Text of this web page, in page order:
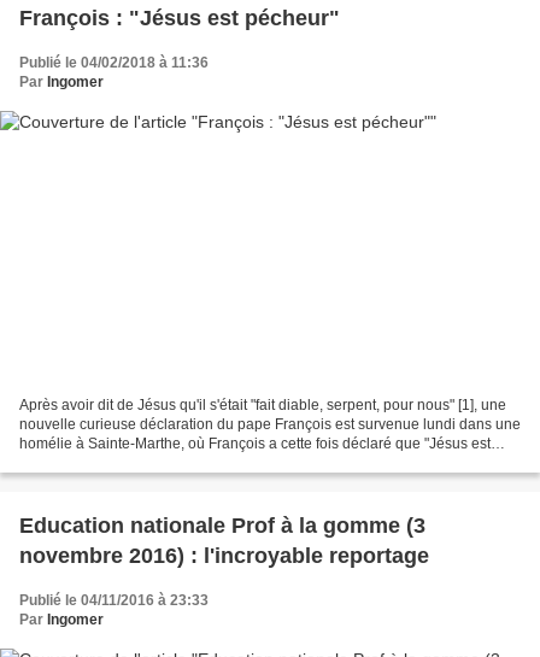
François : "Jésus est pécheur"
Publié le 04/02/2018 à 11:36
Par Ingomer
Après avoir dit de Jésus qu'il s'était "fait diable, serpent, pour nous" [1], une
nouvelle curieuse déclaration du pape François est survenue lundi dans une
homélie à Sainte-Marthe, où François a cette fois déclaré que "Jésus est
Education nationale Prof à la gomme (3
novembre 2016) : l'incroyable reportage
Publié le 04/11/2016 à 23:33
Par Ingomer